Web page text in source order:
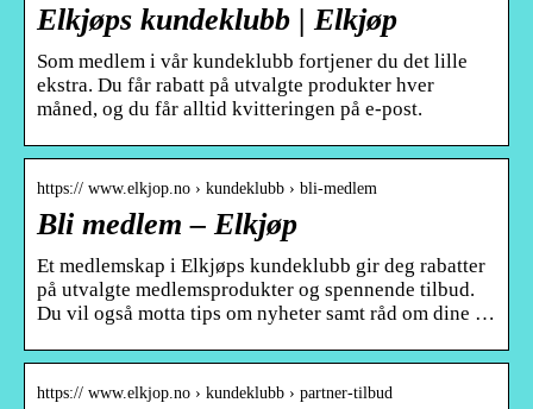
Elkjøps kundeklubb | Elkjøp
Som medlem i vår kundeklubb fortjener du det lille
ekstra. Du får rabatt på utvalgte produkter hver
måned, og du får alltid kvitteringen på e-post.
https:// www.elkjop.no › kundeklubb › bli-medlem
Bli medlem – Elkjøp
Et medlemskap i Elkjøps kundeklubb gir deg rabatter
på utvalgte medlemsprodukter og spennende tilbud.
Du vil også motta tips om nyheter samt råd om dine …
https:// www.elkjop.no › kundeklubb › partner-tilbud